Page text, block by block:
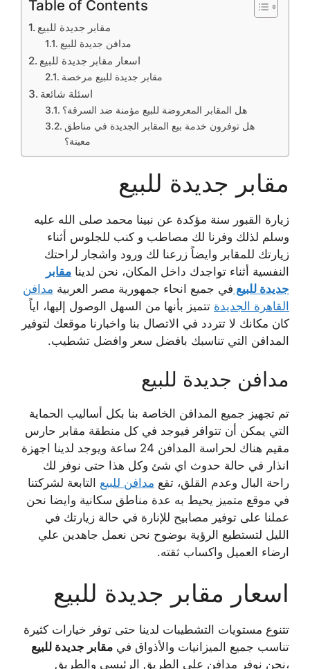
Table of Contents
مقابر جديدة للبيع
مدافن جديدة للبيع
اسعار مقابر جديدة للبيع
مقابر جديدة للبيع مرخصة
اسئلة شائعة
هل المقابر المعروضة للبيع مؤمنة ضد السرقة؟
هل توفرون خدمة بيع المقابر الجديدة في مناطق
معينة؟
مقابر جديدة للبيع
زيارة القبور سنة مؤكدة عن نبينا محمد صلى الله عليه
وسلم لذلك وفرنا لك مصاطب و كنب للجلوس أثناء
زيارتك للمقابر وايضاً زرعنا لك ورود واشجار لراحتك
النفسية أثناء تواجدك داخل المكان، نحن لدينا مقابر
جديدة للبيع في جميع انحاء جمهورية مصر العربية مدافن
القاهرة الجديدة تتميز بأنها من السهل الوصول إليها، اياً
كان مكانك لا تتردد في الاتصال بنا واخبارنا موقعك لتوفير
المدافن التي تناسبك بافضل سعر وافضل تشطيب.
مدافن جديدة للبيع
تم تجهيز جميع المدافن الخاصة بنا بكل أساليب الحماية
التي يمكن أن تتوافر فيوجد في كل منطقة مقابر حارس
مقيم هناك لحراسة المدافن 24 ساعة ويوجد لدينا اجهزة
انذار في حالة حدوث اي شئ وكل هذا حتى نوفر لك
راحة البال وعدم القلق، تقع مدافن للبيع التابعة لشركتنا
في موقع متميز يحيط به عدة مناطق سكانية وايضا نحن
عملنا على توفير مصابيح للإنارة في حالة زيارتك في
الليل لتستطيع الرؤية بوضوح نحن نعمل جاهدين علي
ارضاء العميل واكساب ثقته.
اسعار مقابر جديدة للبيع
تتنوع مستويات التشطيبات لدينا حتى توفر خيارات كثيرة
تناسب جميع الميزانيات والأذواق في مقابر جديدة للبيع
،نحن نوفر مدافن علي الطريق الرئيسي والطريق